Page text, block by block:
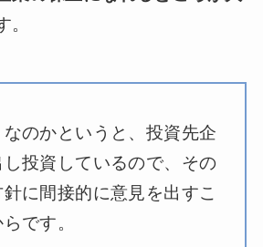
。
のかというと、投資先企
投資しているので、その
に間接的に意見を出すこ
です。